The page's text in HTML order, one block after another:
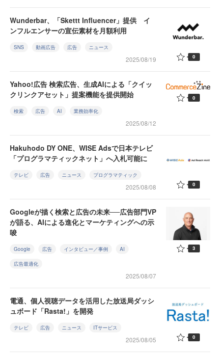
Wunderbar、「Skettt Influencer」提供 イ
ンフルエンサーの宣伝素材を月額利用
SNS 動画広告 広告 ニュース
2025/08/19 0
Yahoo!広告 検索広告、生成AIによる「クイッ
クリンクアセット」提案機能を提供開始
検索 広告 AI 業務効率化
2025/08/12
0
Hakuhodo DY ONE、WISE Adsで日本テレビ
「プログラマティックネット」へ入札可能に
テレビ 広告 ニュース プログラマティック
2025/08/08 0
Googleが描く検索と広告の未来──広告部門VP
が語る、AIによる進化とマーケティングへの示
唆
Google 広告 インタビュー／事例 AI
広告最適化
2025/08/07
3
電通、個人視聴データを活用した放送局ダッシ
ュボード「Rasta!」を開発
テレビ 広告 ニュース ITサービス
2025/08/05 0